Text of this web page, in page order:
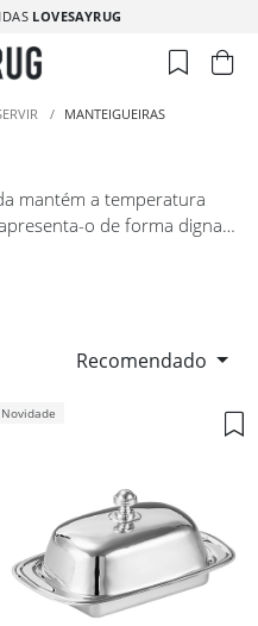
LOVESAYRUG
/ MANTEIGUEIRAS
mantém a temperatura
o de forma digna
de refeição formal. Os
manteigueiras desta
e têm uma
pequenos que revelam
foi pensada.
Recomendado
Novidade